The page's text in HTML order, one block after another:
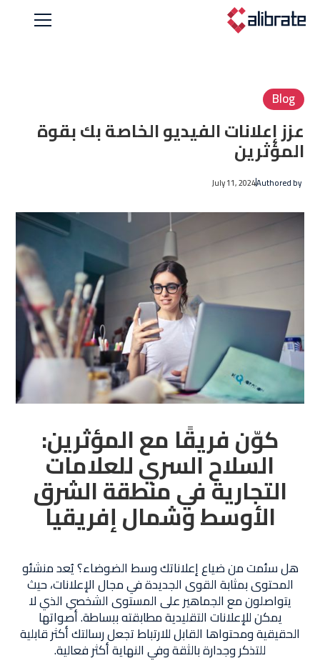
Blog
عزز إعلانات الفيديو الخاصة بك بقوة
المؤثرين
Authored by
July 11, 2024
كوّن فريقًا مع المؤثرين:
السلاح السري للعلامات
التجارية في منطقة الشرق
الأوسط وشمال إفريقيا
هل سئمت من ضياع إعلاناتك وسط الضوضاء؟ يُعد منشئو
المحتوى بمثابة القوى الجديدة في مجال الإعلانات، حيث
يتواصلون مع الجماهير على المستوى الشخصي الذي لا
يمكن للإعلانات التقليدية مطابقته ببساطة. أصواتها
الحقيقية ومحتواها القابل للارتباط تجعل رسالتك أكثر قابلية
للتذكر وجدارة بالثقة وفي النهاية أكثر فعالية.